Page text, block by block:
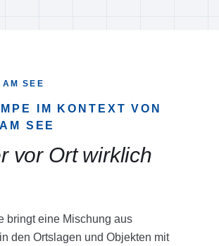
SEE
IM KONTEXT VON
SEE
vor Ort wirklich
bringt eine Mischung aus
den Ortslagen und Objekten mit